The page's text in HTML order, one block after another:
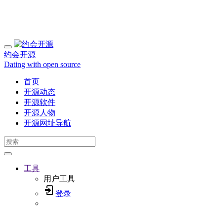
约会开源
Dating with open source
首页
开源动态
开源软件
开源人物
开源网址导航
工具
用户工具
登录